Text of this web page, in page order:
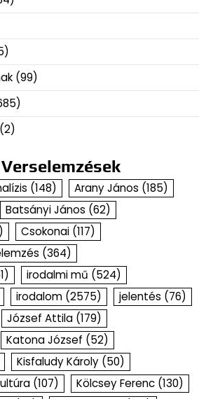
(99)
(2)
(148) Arany János (185)
Batsányi János (62)
Csokonai (117)
(364)
irodalmi mű (524)
irodalom (2575) jelentés (76)
József Attila (179)
Katona József (52)
Kisfaludy Károly (50)
(107) Kölcsey Ferenc (130)